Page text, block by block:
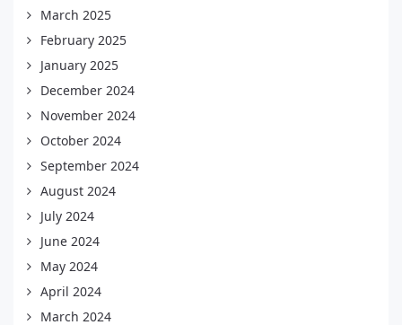
March 2025
February 2025
January 2025
December 2024
November 2024
October 2024
September 2024
August 2024
July 2024
June 2024
May 2024
April 2024
March 2024